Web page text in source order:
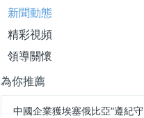
新聞動態
精彩視頻
領導關懷
為你推薦
中國企業獲埃塞俄比亞“遵紀守